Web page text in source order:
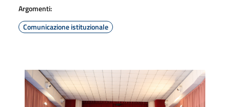
Argomenti:
Comunicazione istituzionale